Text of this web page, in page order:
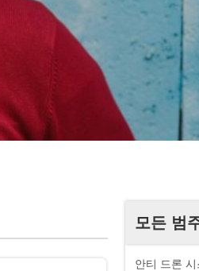
모든 범
안티 드론 시